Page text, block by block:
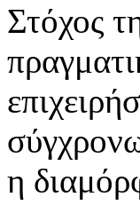
Στόχος
η